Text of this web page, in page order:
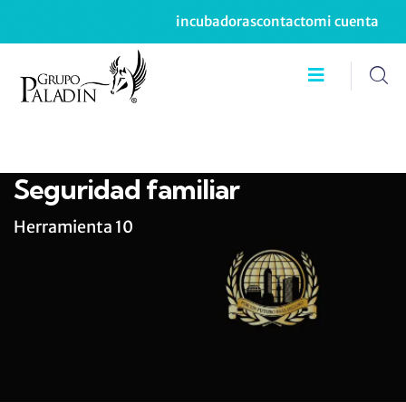
incubadorascontactomi cuenta
Seguridad familiar
Herramienta 10